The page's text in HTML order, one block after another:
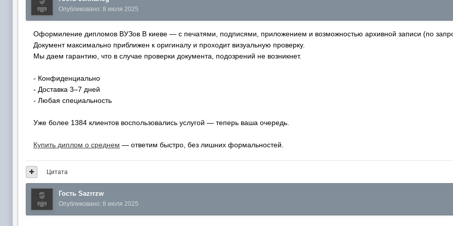
Опубликовано: 8 июля 2025
Оформиление дипломов ВУЗов В киеве — с печатями, подписями, приложением и возможностью архивной записи (по
Документ максимально приближен к оригиналу и проходит визуальную проверку.
Мы даем гарантию, что в случае проверки документа, подозрений не возникнет.
- Конфиденциально
- Доставка 3–7 дней
- Любая специальность
Уже более 1384 клиентов воспользовались услугой — теперь ваша очередь.
Купить диплом о среднем — ответим быстро, без лишних формальностей.
Цитата
Гость Sazrrzw
Опубликовано: 8 июля 2025